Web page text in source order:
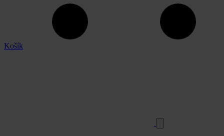
Košík